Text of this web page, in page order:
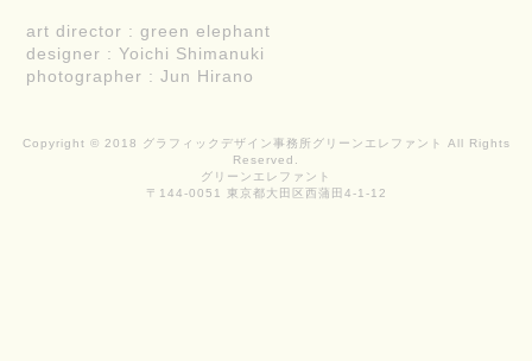
art director : green elephant
designer : Yoichi Shimanuki
photographer : Jun Hirano
Copyright © 2018 グラフィックデザイン事務所グリーンエレファント All Rights
Reserved.
グリーンエレファント
〒144-0051 東京都大田区西蒲田4-1-12